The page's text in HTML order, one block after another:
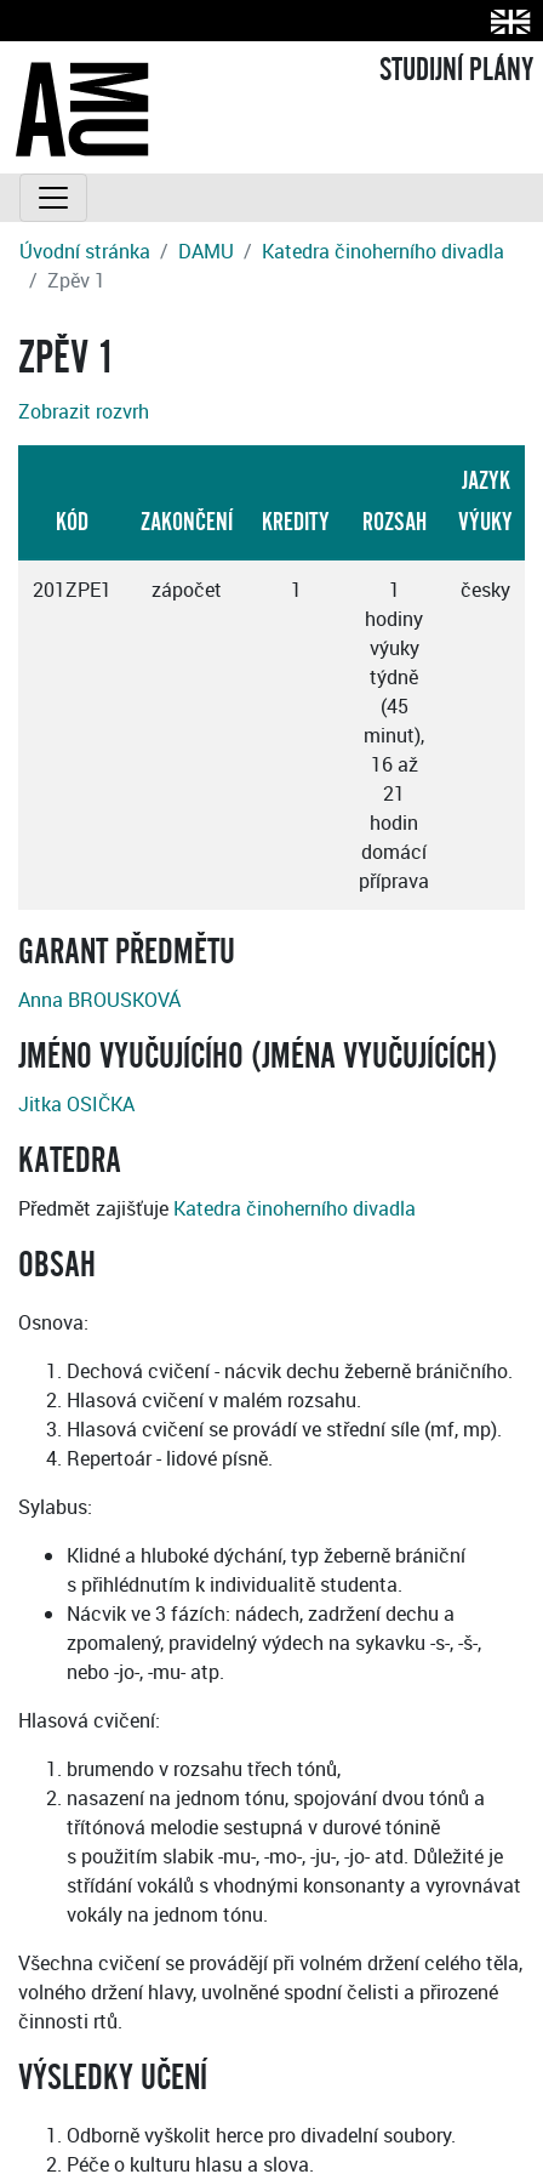
STUDIJNÍ PLÁNY
Úvodní stránka DAMU
Katedra činoherního divadla
Zpěv 1
ZPĚV 1
Zobrazit rozvrh
KÓD ZAKONČENÍ KREDITY ROZSAH
JAZYK
VÝUKY
201ZPE1 zápočet 1
1
hodiny
výuky
týdně
(45
minut),
16 až
21
hodin
domácí
příprava
česky
GARANT PŘEDMĚTU
Anna BROUSKOVÁ
JMÉNO VYUČUJÍCÍHO (JMÉNA VYUČUJÍCÍCH)
Jitka OSIČKA
KATEDRA
Předmět zajišťuje Katedra činoherního divadla
OBSAH
Osnova:
Dechová cvičení - nácvik dechu žeberně bráničního.
Hlasová cvičení v malém rozsahu.
Hlasová cvičení se provádí ve střední síle (mf, mp).
Repertoár - lidové písně.
Sylabus:
Klidné a hluboké dýchání, typ žeberně brániční
s přihlédnutím k individualitě studenta.
Nácvik ve 3 fázích: nádech, zadržení dechu a
zpomalený, pravidelný výdech na sykavku -s-, -š-,
nebo -jo-, -mu- atp.
Hlasová cvičení:
brumendo v rozsahu třech tónů,
nasazení na jednom tónu, spojování dvou tónů a
třítónová melodie sestupná v durové tónině
s použitím slabik -mu-, -mo-, -ju-, -jo- atd. Důležité je
střídání vokálů s vhodnými konsonanty a vyrovnávat
vokály na jednom tónu.
Všechna cvičení se provádějí při volném držení celého těla,
volného držení hlavy, uvolněné spodní čelisti a přirozené
činnosti rtů.
VÝSLEDKY UČENÍ
Odborně vyškolit herce pro divadelní soubory.
Péče o kulturu hlasu a slova.